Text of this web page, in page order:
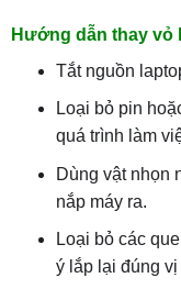
Hướng dẫn thay vỏ
Tắt nguồn
Loại bỏ pin
quá trình làm
Dùng vật nhọn
nắp máy ra.
Loại bỏ các
ý lắp lại đúng vị